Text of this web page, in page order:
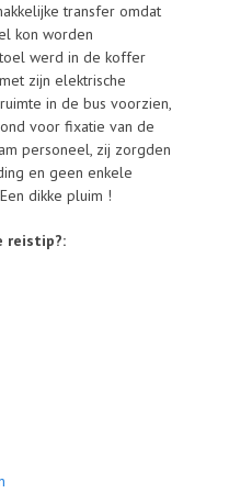
transfer omdat
kon worden
werd in de koffer
zijn elektrische
in de bus voorzien,
voor fixatie van de
personeel, zij zorgden
en geen enkele
dikke pluim !
reistip?: